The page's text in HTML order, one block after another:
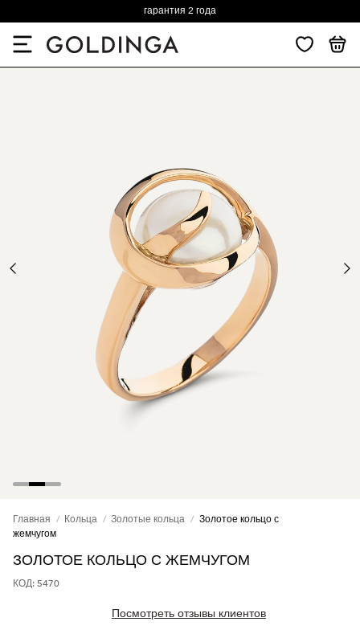
гарантия 2 года
Главная Кольца Золотые кольца
Золотое кольцо с
жемчугом
ЗОЛОТОЕ КОЛЬЦО С ЖЕМЧУГОМ
КОД: 5470
Посмотреть отзывы клиентов